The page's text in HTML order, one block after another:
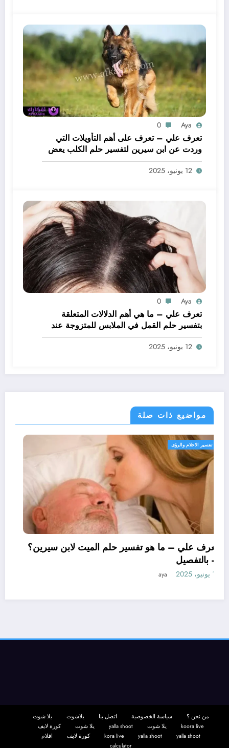
Aya
0
تعرف علي – تعرف على أهم التأويلات التي
وردت عن ابن سيرين لتفسير حلم الكلب يعض
يدي – بالتفصيل
12 يونيو، 2025
Aya
0
تعرف علي – ما هي أهم الدلالات المتعلقة
بتفسير حلم القمل في الملابس للمتزوجة عند
ابن سيرين؟ – بالتفصيل
12 يونيو، 2025
مواضيع ذات صلة
تفسير الاحلام والرؤى
تعرف علي – ما هو تفسير حلم الميت لابن
– بالتفصيل
11 يونيو، 2025
من نحن ؟ سياسة الخصوصية اتصل بنا يلاشوت
يلا شوت
koora live
يلا شوت yalla shoot يلا شوت
كورة لايف
kora live